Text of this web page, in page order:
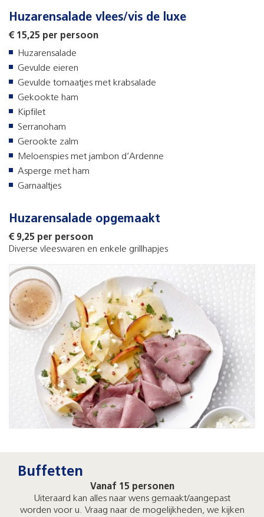
Huzarensalade vlees/vis de luxe
€ 15,25 per persoon
Huzarensalade
Gevulde eieren
Gevulde tomaatjes met krabsalade
Gekookte ham
Kipfilet
Serranoham
Gerookte zalm
Meloenspies met jambon d’Ardenne
Asperge met ham
Garnaaltjes
Huzarensalade opgemaakt
€ 9,25 per persoon
Diverse vleeswaren en enkele grillhapjes
Buffetten
Vanaf 15 personen
Uiteraard kan alles naar wens gemaakt/aangepast
worden voor u. Vraag naar de mogelijkheden, we kijken